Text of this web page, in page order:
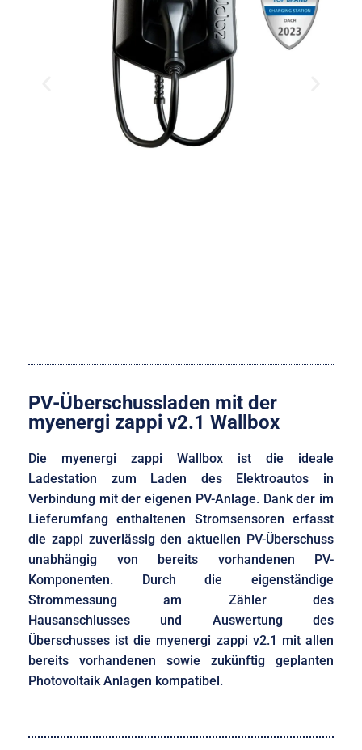
PV-Überschussladen mit der
myenergi zappi v2.1 Wallbox
Die myenergi zappi Wallbox ist die ideale
Ladestation zum Laden des Elektroautos in
Verbindung mit der eigenen PV-Anlage. Dank der im
Lieferumfang enthaltenen Stromsensoren erfasst
die zappi zuverlässig den aktuellen PV-Überschuss
unabhängig von bereits vorhandenen PV-
Komponenten. Durch die eigenständige
Strommessung am Zähler des
Hausanschlusses und Auswertung des
Überschusses ist die myenergi zappi v2.1 mit allen
bereits vorhandenen sowie zukünftig geplanten
Photovoltaik Anlagen kompatibel.